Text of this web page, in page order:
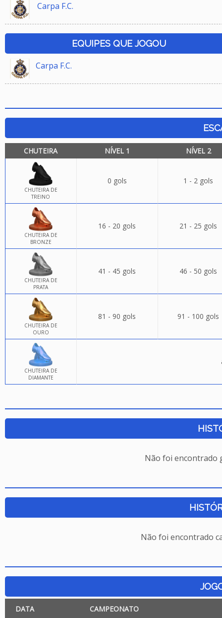
Carpa F.C.
EQUIPES QUE JOGOU
Carpa F.C.
CHUTEIRA NÍVEL 1 NÍVEL 2
CHUTEIRA DE
TREINO
0 gols 1 - 2 gols
CHUTEIRA DE
BRONZE
16 - 20 gols 21 - 25 gols
CHUTEIRA DE
PRATA
41 - 45 gols 46 - 50 gols
CHUTEIRA DE
OURO
81 - 90 gols 91 - 100 gols
CHUTEIRA DE
DIAMANTE
Não foi encontrado
Não foi encontrado
DATA CAMPEONATO